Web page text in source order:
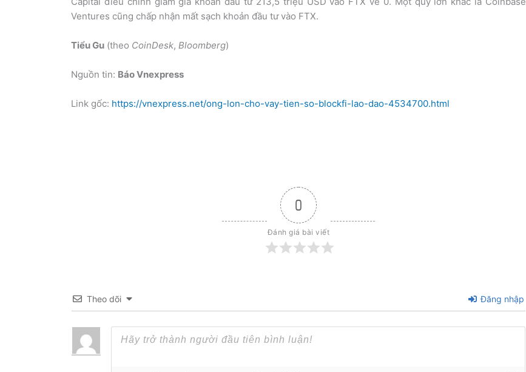
Ventures cũng chấp nhận mất sạch khoản đầu tư vào FTX.
Tiểu Gu (theo CoinDesk, Bloomberg)
Nguồn tin: Báo Vnexpress
Link gốc: https://vnexpress.net/ong-lon-cho-vay-tien-so-blockfi-lao-dao-4534700.html
0
Đánh giá bài viết
Theo dõi Đăng nhập